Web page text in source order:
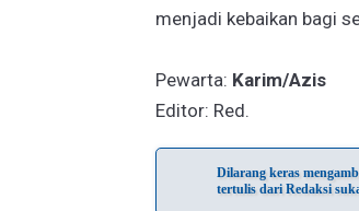
menjadi kebaikan bagi
Pewarta: Karim/Azis
Editor: Red.
Dilarang keras
tertulis dari Redaksi